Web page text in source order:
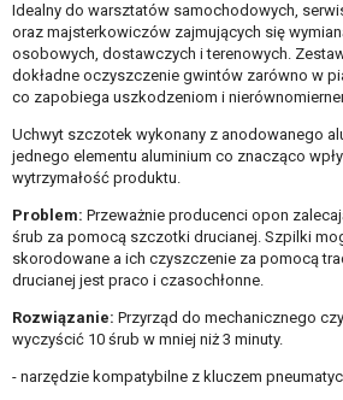
Idealny do warsztatów samochodowych,
oraz majsterkowiczów zajmujących się
osobowych, dostawczych i terenowych.
dokładne oczyszczenie gwintów zarówno w
co zapobiega uszkodzeniom i
Uchwyt szczotek wykonany z anodowanego
jednego elementu aluminium co znacząco
wytrzymałość produktu.
Problem: Przeważnie producenci opon
śrub za pomocą szczotki drucianej. Szpilki
skorodowane a ich czyszczenie za pomocą
drucianej jest praco i czasochłonne.
Rozwiązanie: Przyrząd do mechanicznego
wyczyścić 10 śrub w mniej niż 3 minuty.
- narzędzie kompatybilne z kluczem